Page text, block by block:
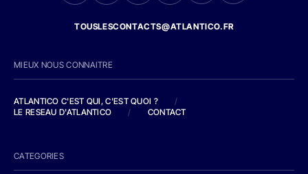
TOUSLESCONTACTS@ATLANTICO.FR
MIEUX NOUS CONNAITRE
ATLANTICO C'EST QUI, C'EST QUOI ?
/
LE RESEAU D'ATLANTICO
/ CONTACT
CATEGORIES